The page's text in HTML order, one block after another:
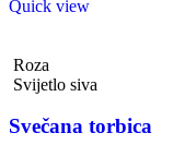
Quick view
Roza
Svijetlo siva
Svečana torbica